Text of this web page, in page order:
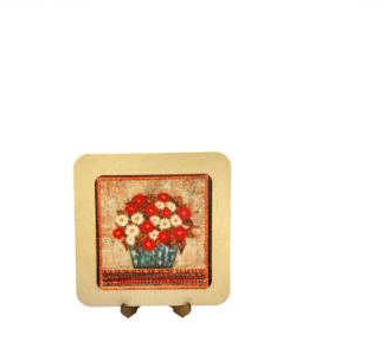
Სრულად Ნახვა